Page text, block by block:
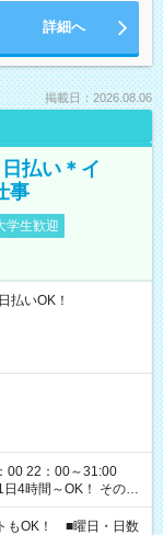
詳細へ
掲載日：2026.08.06
払い＊イ
事
学生歓迎
いOK！
00 22：00～31:00
～OK！ その他
ださい！
もOK！ ■曜日・日数